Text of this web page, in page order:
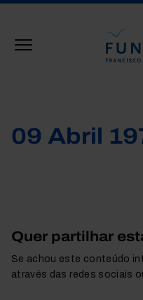
09 Abril
Quer partilhar
Se achou este conteúdo
através das redes sociais